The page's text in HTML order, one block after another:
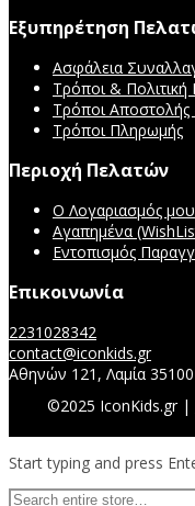
Εξυπηρέτηση
Ασφάλεια
Τρόποι & Πολιτική
Τρόποι Αποστολής
Τρόποι Πληρωμής
Περιοχή Πελατών
Ο Λογαριασμός μου
Αγαπημένα
Εντοπισμός
Επικοινωνία
2231028342
contact@iconkids.gr
Αθηνών 121, Λαμία 35100
©2025 IconKids.gr |
Start typing and press